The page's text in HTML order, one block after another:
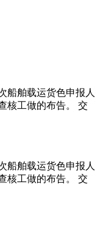
船舶载运货色申报人
核工做的布告。 交
船舶载运货色申报人
核工做的布告。 交